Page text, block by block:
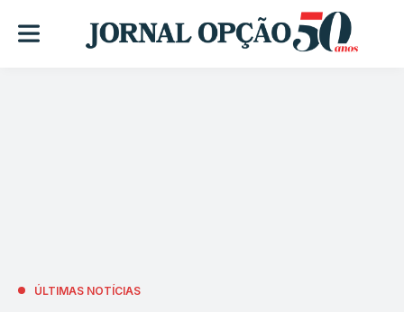
ÚLTIMAS NOTÍCIAS